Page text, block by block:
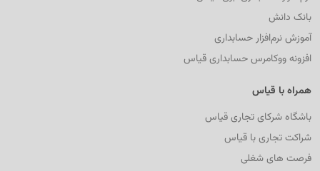
بانک دانش
آموزش نرم‌افزار حسابداری
افزونه ووکامرس حسابداری قیاس
همراه با قیاس
باشگاه شرکای تجاری قیاس
شراکت تجاری با قیاس
فرصت های شغلی